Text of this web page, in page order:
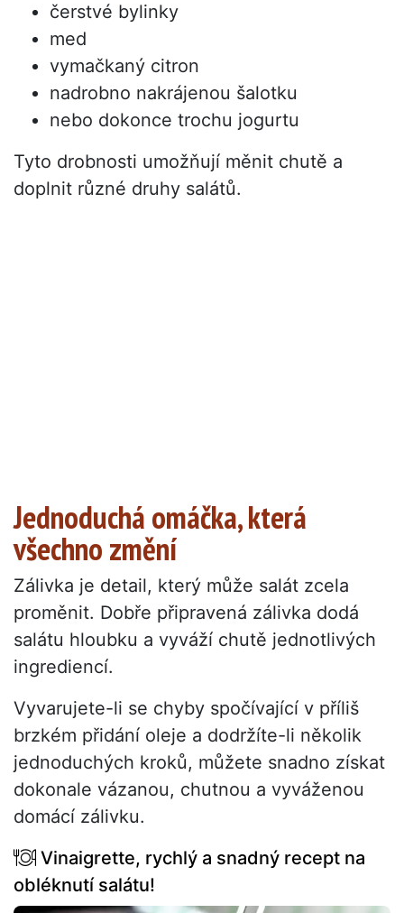
čerstvé bylinky
med
vymačkaný citron
nadrobno nakrájenou šalotku
nebo dokonce trochu jogurtu
Tyto drobnosti umožňují měnit chutě a
doplnit různé druhy salátů.
Jednoduchá omáčka, která
všechno změní
Zálivka je detail, který může salát zcela
proměnit. Dobře připravená zálivka dodá
salátu hloubku a vyváží chutě jednotlivých
ingrediencí.
Vyvarujete-li se chyby spočívající v příliš
brzkém přidání oleje a dodržíte-li několik
jednoduchých kroků, můžete snadno získat
dokonale vázanou, chutnou a vyváženou
domácí zálivku.
Vinaigrette, rychlý a snadný recept na
obléknutí salátu!